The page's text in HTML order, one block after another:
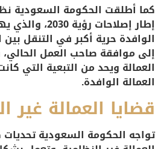
كما أطلقت الحكومة السعودية
إطار إصلاحات
الوافدة حرية أكبر في التنقل
إلى موافقة صاحب العمل
العمالة ويحد من التبعية التي
العمالة الوافدة.
قضايا العمالة غير
تواجه الحكومة السعودية